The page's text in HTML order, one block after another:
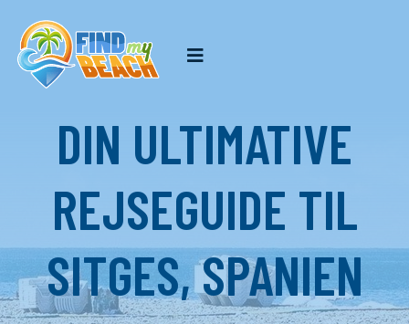
DIN ULTIMATIVE
REJSEGUIDE TIL
SITGES, SPANIEN